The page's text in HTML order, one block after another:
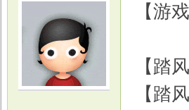
【游
【踏
【踏